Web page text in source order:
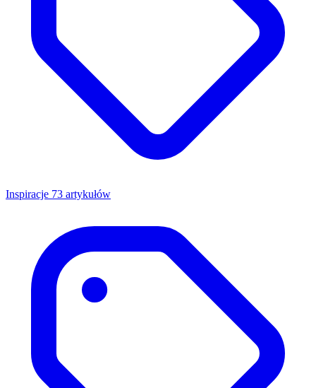
Inspiracje 73 artykułów